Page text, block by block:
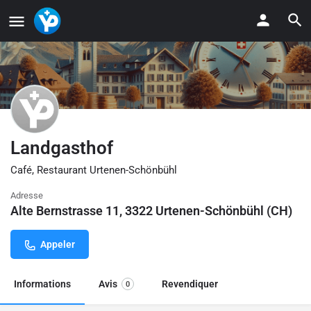
Landgasthof
Café, Restaurant Urtenen-Schönbühl
Adresse
Alte Bernstrasse 11, 3322 Urtenen-Schönbühl (CH)
Appeler
Informations Avis 0 Revendiquer